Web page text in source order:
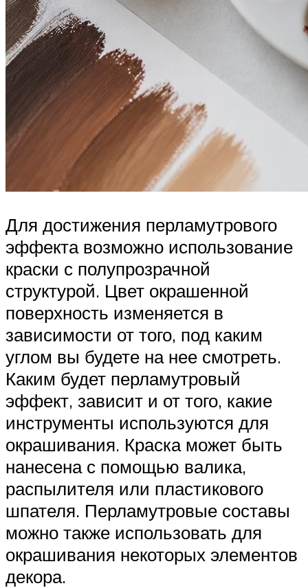
Для достижения перламутрового
эффекта возможно использование
краски с полупрозрачной
структурой. Цвет окрашенной
поверхность изменяется в
зависимости от того, под каким
углом вы будете на нее смотреть.
Каким будет перламутровый
эффект, зависит и от того, какие
инструменты используются для
окрашивания. Краска может быть
нанесена с помощью валика,
распылителя или пластикового
шпателя. Перламутровые составы
можно также использовать для
окрашивания некоторых элементов
декора.